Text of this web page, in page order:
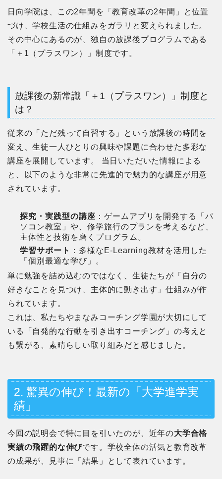
日向学院は、この2年間を「教育改革の2年間」と位置
づけ、学校生活の仕組みをガラリと変えられました。
その中心にあるのが、独自の放課後プログラムである
「＋1（プラスワン）」制度です。
放課後の新常識「＋1（プラスワン）」制度と
は？
従来の「ただ残って自習する」という放課後の時間を
変え、生徒一人ひとりの興味や課題に合わせた多彩な
講座を展開しています。 当日いただいた情報による
と、以下のような非常に先進的で魅力的な講座が用意
されています。
探究・実践型の講座 ：ゲームアプリを開発する「パ
ソコン教室」や、修学旅行のプランを考えるなど、
主体性と技術を磨くプログラム。
学習サポート
：多様なE-Learning教材を活用した
「個別最適な学び」。
単に勉強を詰め込むのではなく、生徒たちが「自分の
好きなことを見つけ、主体的に動き出す」仕組みが作
られています。
これは、私たちやまなみコーチング学園が大切にして
いる「自発的な行動を引き出すコーチング」の考えと
も繋がる、素晴らしい取り組みだと感じました。
2. 驚異の伸び！最新の「大学進学実
績」
今回の説明会で特に目を引いたのが、近年の大学合格
実績の飛躍的な伸びです。学校全体の活気と教育改革
の成果が、見事に「結果」として表れています。